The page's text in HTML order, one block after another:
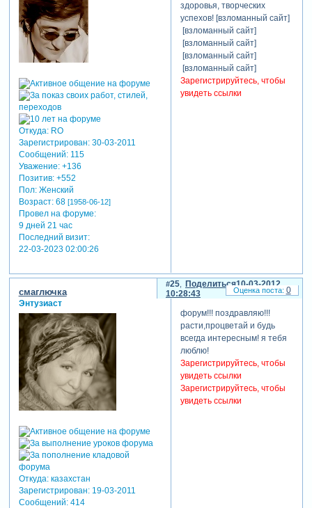
Откуда:RO
Зарегистрирован: 30-03-2011
Сообщений:115
Уважение: +136
Позитив: +552
Пол:Женский
Возраст:68 [1958-06-12]
Провел на форуме:
9 дней 21 час
Последний визит:
22-03-2023 02:00:26
здоровья, творческих
успехов! [взломанный сайт]
[взломанный сайт]
[взломанный сайт]
[взломанный сайт]
[взломанный сайт]
Зарегистрируйтесь, чтобы
увидеть ссылки
Поделиться
25
10-03-2012
10:28:43
смаглючка
Энтузиаст
Откуда:казахстан
Зарегистрирован: 19-03-2011
Сообщений:414
форум!!! поздравляю!!!
расти,процветай и будь
всегда интересным! я тебя
люблю!
Зарегистрируйтесь, чтобы
увидеть ссылки
Зарегистрируйтесь, чтобы
увидеть ссылки
0